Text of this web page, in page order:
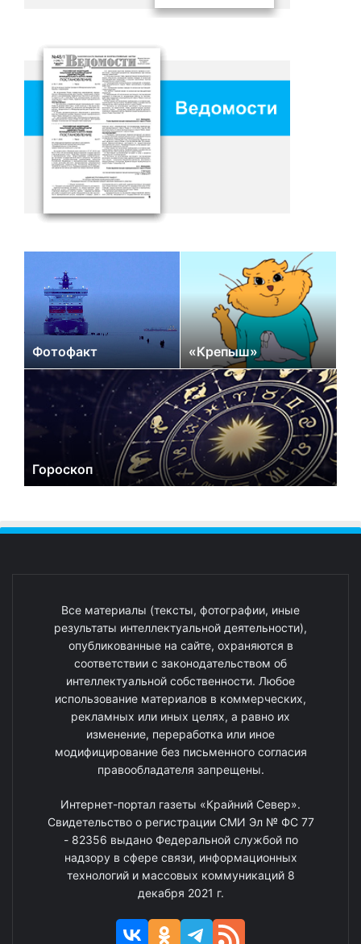
Фотофакт «Крепыш»
Гороскоп
Все материалы (тексты, фотографии, иные
результаты интеллектуальной деятельности),
опубликованные на сайте, охраняются в
соответствии с законодательством об
интеллектуальной собственности. Любое
использование материалов в коммерческих,
рекламных или иных целях, а равно их
изменение, переработка или иное
модифицирование без письменного согласия
правообладателя запрещены.
Интернет-портал газеты «Крайний Север».
Свидетельство о регистрации СМИ Эл № ФС 77
- 82356 выдано Федеральной службой по
надзору в сфере связи, информационных
технологий и массовых коммуникаций 8
декабря 2021 г.